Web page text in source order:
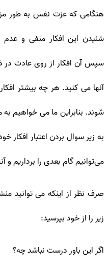
هنگامی که عزت نفس به طور
شنیدن این افکار منفی و
سپس آن افکار از روی عادت
آنها می کنید. هر چه بیشتر
شوند. بنابراین ما می خواهیم
به زیر سوال بردن اعتبار افکار
می‌توانیم گام بعدی را برداریم و
صرف نظر از اینکه می توانید
زیر را از خود بپرسید:
اگر این باور درست نباشد چه؟